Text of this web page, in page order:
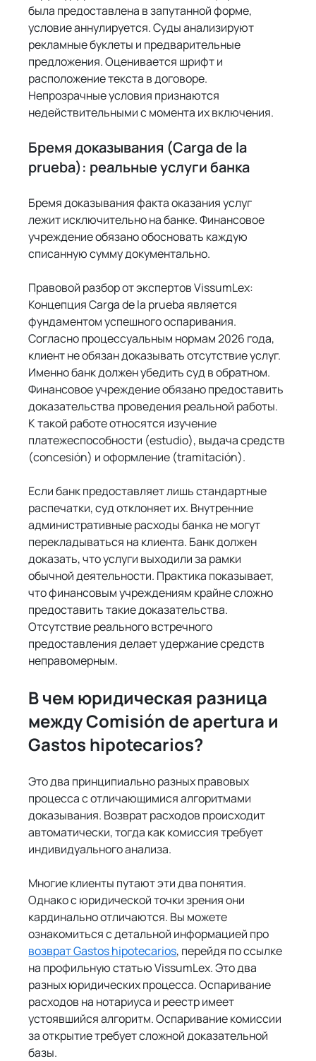
была предоставлена в запутанной форме,
условие аннулируется. Суды анализируют
рекламные буклеты и предварительные
предложения. Оценивается шрифт и
расположение текста в договоре.
Непрозрачные условия признаются
недействительными с момента их включения.
Бремя доказывания (Carga de la
prueba): реальные услуги банка
Бремя доказывания факта оказания услуг
лежит исключительно на банке. Финансовое
учреждение обязано обосновать каждую
списанную сумму документально.
Правовой разбор от экспертов VissumLex:
Концепция Carga de la prueba является
фундаментом успешного оспаривания.
Согласно процессуальным нормам 2026 года,
клиент не обязан доказывать отсутствие услуг.
Именно банк должен убедить суд в обратном.
Финансовое учреждение обязано предоставить
доказательства проведения реальной работы.
К такой работе относятся изучение
платежеспособности (estudio), выдача средств
(concesión) и оформление (tramitación).
Если банк предоставляет лишь стандартные
распечатки, суд отклоняет их. Внутренние
административные расходы банка не могут
перекладываться на клиента. Банк должен
доказать, что услуги выходили за рамки
обычной деятельности. Практика показывает,
что финансовым учреждениям крайне сложно
предоставить такие доказательства.
Отсутствие реального встречного
предоставления делает удержание средств
неправомерным.
В чем юридическая разница
между Comisión de apertura и
Gastos hipotecarios?
Это два принципиально разных правовых
процесса с отличающимися алгоритмами
доказывания. Возврат расходов происходит
автоматически, тогда как комиссия требует
индивидуального анализа.
Многие клиенты путают эти два понятия.
Однако с юридической точки зрения они
кардинально отличаются. Вы можете
ознакомиться с детальной информацией про
возврат Gastos hipotecarios, перейдя по ссылке
на профильную статью VissumLex. Это два
разных юридических процесса. Оспаривание
расходов на нотариуса и реестр имеет
устоявшийся алгоритм. Оспаривание комиссии
за открытие требует сложной доказательной
базы.